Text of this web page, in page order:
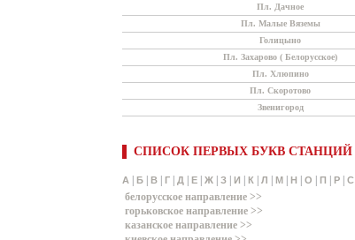
Пл. Дачное
Пл. Малые Вяземы
Голицыно
Пл. Захарово ( Белорусское)
Пл. Хлюпино
Пл. Скоротово
Звенигород
СПИСОК ПЕРВЫХ БУКВ СТАНЦИЙ
А Б В Г Д Е Ж З И К Л М Н О П Р С
белорусское направление >>
горьковское направление >>
казанское направление >>